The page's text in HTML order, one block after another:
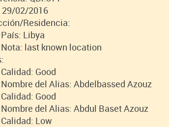
02/2016
Residencia:
País: Libya
Nota: last known location
Calidad: Good
Nombre del Alias: Abdelbassed Azouz
Calidad: Good
Nombre del Alias: Abdul Baset Azouz
Calidad: Low